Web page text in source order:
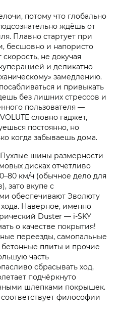
потому что глобально
ждёшь от
Плавно стартует при
бесшовно и напористо
скорость, не докучая
и деликатно
замедлению.
и привыкать
без лишних стрессов и
пользователя —
словно гаджет,
постоянно, но
когда забываешь дома.
шины размерности
дисках отчётливо
км/ч (обычное дело для
зато вкупе с
обеспечивают Эволюту
Наверное, именно
Duster — i‑SKY
о качестве покрытия!
переезды, самопальные
плиты и прочие
часть
сбрасывать ход,
подчёркнуто
шлепками покрышек.
философии